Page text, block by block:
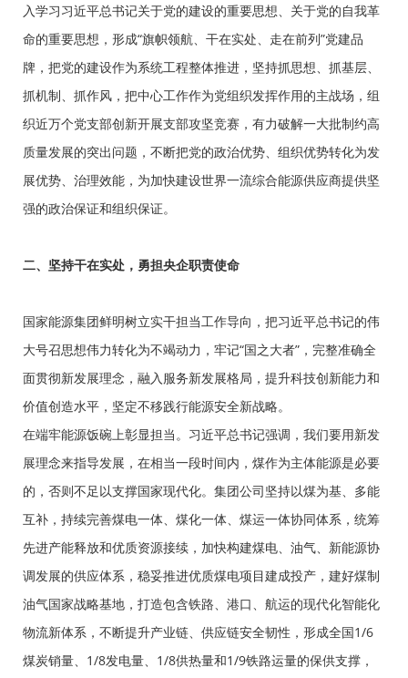
入学习习近平总书记关于党的建设的重要思想、关于党的自我革
命的重要思想，形成“旗帜领航、干在实处、走在前列”党建品
牌，把党的建设作为系统工程整体推进，坚持抓思想、抓基层、
抓机制、抓作风，把中心工作作为党组织发挥作用的主战场，组
织近万个党支部创新开展支部攻坚竞赛，有力破解一大批制约高
质量发展的突出问题，不断把党的政治优势、组织优势转化为发
展优势、治理效能，为加快建设世界一流综合能源供应商提供坚
强的政治保证和组织保证。
二、坚持干在实处，勇担央企职责使命
国家能源集团鲜明树立实干担当工作导向，把习近平总书记的伟
大号召思想伟力转化为不竭动力，牢记“国之大者”，完整准确全
面贯彻新发展理念，融入服务新发展格局，提升科技创新能力和
价值创造水平，坚定不移践行能源安全新战略。
在端牢能源饭碗上彰显担当。习近平总书记强调，我们要用新发
展理念来指导发展，在相当一段时间内，煤作为主体能源是必要
的，否则不足以支撑国家现代化。集团公司坚持以煤为基、多能
互补，持续完善煤电一体、煤化一体、煤运一体协同体系，统筹
先进产能释放和优质资源接续，加快构建煤电、油气、新能源协
调发展的供应体系，稳妥推进优质煤电项目建成投产，建好煤制
油气国家战略基地，打造包含铁路、港口、航运的现代化智能化
物流新体系，不断提升产业链、供应链安全韧性，形成全国1/6
煤炭销量、1/8发电量、1/8供热量和1/9铁路运量的保供支撑，